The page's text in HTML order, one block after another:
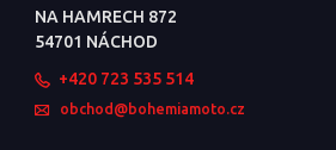
NA HAMRECH 872
54701 NÁCHOD
+420 723 535 514
obchod@bohemiamoto.cz